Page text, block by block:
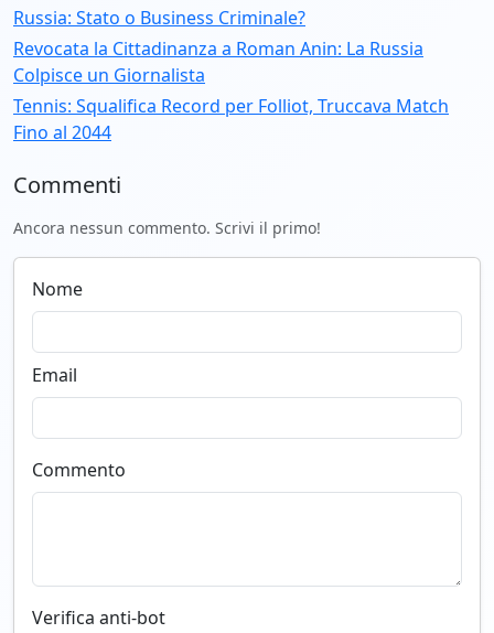
Russia: Stato o Business Criminale?
Revocata la Cittadinanza a Roman Anin: La Russia
Colpisce un Giornalista
Tennis: Squalifica Record per Folliot, Truccava Match
Fino al 2044
Commenti
Ancora nessun commento. Scrivi il primo!
Nome
Email
Commento
Verifica anti-bot